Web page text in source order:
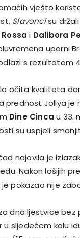
vješto
Slavoncisu držali
i Dalibora
uporni
s rezultatom
očita kvaliteta
prednost Jollya je
Dine Cinca u 33.
su uspjeli
najavila je
Nakon lošijih
je pokazao nije
dno ljestvice
sljedećem kolu